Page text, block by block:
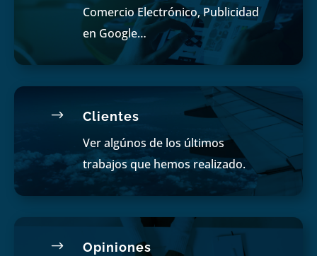
Comercio Electrónico, Publicidad
en Google…
$ Clientes
Ver algúnos de los últimos
trabajos que hemos realizado.
$ Opiniones